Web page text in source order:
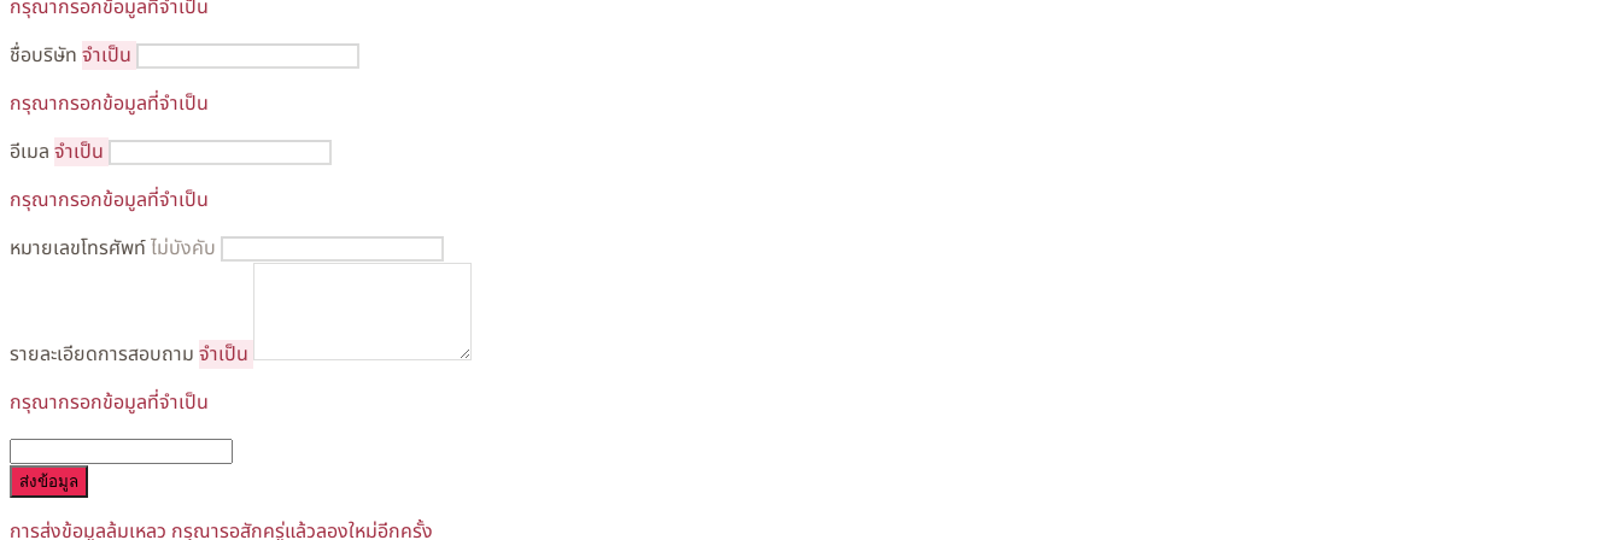
กรุณากรอกข้อมูลที่จำเป็น
ชื่อบริษัท จำเป็น
กรุณากรอกข้อมูลที่จำเป็น
อีเมล จำเป็น
กรุณากรอกข้อมูลที่จำเป็น
หมายเลขโทรศัพท์ไม่บังคับ
รายละเอียดการสอบถาม จำเป็น
กรุณากรอกข้อมูลที่จำเป็น
ส่งข้อมูล
การส่งข้อมูลล้มเหลว กรุณารอสักครู่แล้วลองใหม่อีกครั้ง